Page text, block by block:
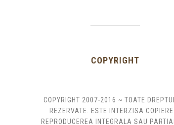
COPYRIGHT
COPYRIGHT 2007-2016 ~ TOATE
REZERVATE. ESTE INTERZISA
REPRODUCEREA INTEGRALA SAU